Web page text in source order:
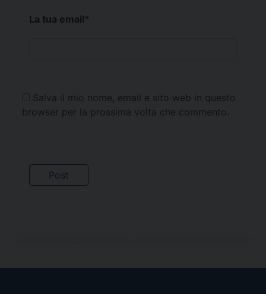
La tua email*
Salva il mio nome, email e sito web in questo
browser per la prossima volta che commento.